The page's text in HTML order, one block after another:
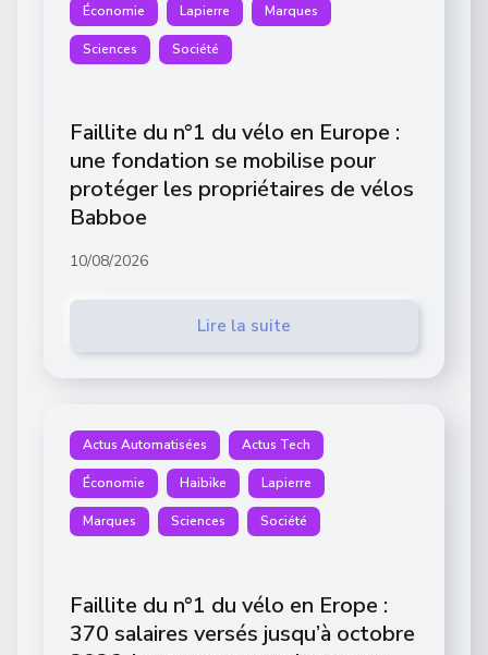
Économie Lapierre Marques
Sciences Société
Faillite du n°1 du vélo en Europe :
une fondation se mobilise pour
protéger les propriétaires de vélos
Babboe
10/08/2026
Lire la suite
Actus Automatisées Actus Tech
Économie Haibike Lapierre
Marques Sciences Société
Faillite du n°1 du vélo en Erope :
370 salaires versés jusqu’à octobre